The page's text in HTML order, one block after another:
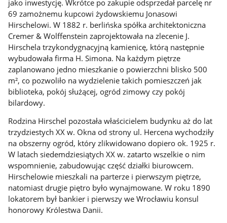
jako inwestycję. Wkrótce po zakupie odsprzedał parcelę nr
69 zamożnemu kupcowi żydowskiemu Jonasowi
Hirschelowi. W 1882 r. berlińska spółka architektoniczna
Cremer & Wolffenstein zaprojektowała na zlecenie J.
Hirschela trzykondygnacyjną kamienicę, którą następnie
wybudowała firma H. Simona. Na każdym piętrze
zaplanowano jedno mieszkanie o powierzchni blisko 500
m², co pozwoliło na wydzielenie takich pomieszczeń jak
biblioteka, pokój służącej, ogród zimowy czy pokój
bilardowy.
Rodzina Hirschel pozostała właścicielem budynku aż do lat
trzydziestych XX w. Okna od strony ul. Hercena wychodziły
na obszerny ogród, który zlikwidowano dopiero ok. 1925 r.
W latach siedemdziesiątych XX w. zatarto wszelkie o nim
wspomnienie, zabudowując część działki biurowcem.
Hirschelowie mieszkali na parterze i pierwszym piętrze,
natomiast drugie piętro było wynajmowane. W roku 1890
lokatorem był bankier i pierwszy we Wrocławiu konsul
honorowy Królestwa Danii.